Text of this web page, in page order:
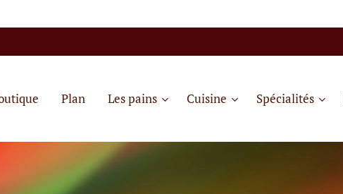
Plan Les pains Cuisine Spécialités